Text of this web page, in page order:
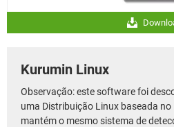
Kurumin Linux
Observação: este software foi
uma Distribuição Linux baseada
mantém o mesmo sistema de